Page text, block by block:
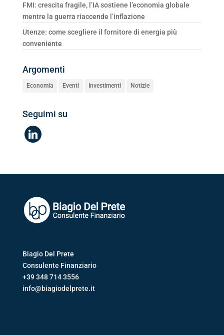
FMI: crescita fragile, l’IA sostiene l’economia globale
mentre la guerra riaccende l’inflazione
Utenze: come scegliere il fornitore di energia più
conveniente
Argomenti
Economia Eventi Investimenti Notizie
Seguimi su
linkedin
Biagio Del Prete
Consulente Finanziario
+39 348 714 3556
info@biagiodelprete.it